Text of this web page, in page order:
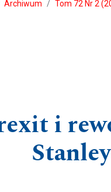
Archiwum Tom 72 Nr 2
i